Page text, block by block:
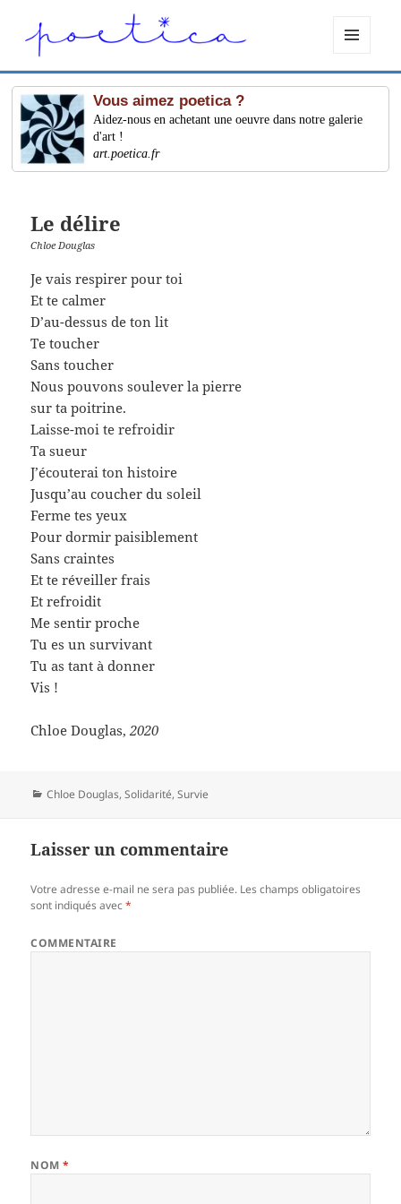
ET
WIDGETS
Vous aimez poetica ?
Aidez-nous en achetant une oeuvre dans notre galerie
d'art !
art.poetica.fr
Le délire
Chloe Douglas
Je vais respirer pour toi
Et te calmer
D’au-dessus de ton lit
Te toucher
Sans toucher
Nous pouvons soulever la pierre
sur ta poitrine.
Laisse-moi te refroidir
Ta sueur
J’écouterai ton histoire
Jusqu’au coucher du soleil
Ferme tes yeux
Pour dormir paisiblement
Sans craintes
Et te réveiller frais
Et refroidit
Me sentir proche
Tu es un survivant
Tu as tant à donner
Vis !
Chloe Douglas,2020
Catégories
Chloe Douglas,Solidarité,Survie
Laisser un commentaire
Votre adresse e-mail ne sera pas publiée. Les champs obligatoires
sont indiqués avec*
COMMENTAIRE
NOM*